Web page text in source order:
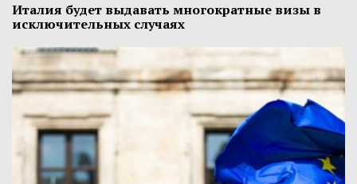
Италия будет выдавать многократные визы в
исключительных случаях